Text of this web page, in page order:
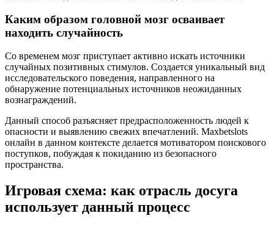
Каким образом головной мозг осваивает
находить случайность
Со временем мозг приступает активно искать источники
случайных позитивных стимулов. Создается уникальный вид
исследовательского поведения, направленного на
обнаружение потенциальных источников неожиданных
вознаграждений.
Данный способ разъясняет предрасположенность людей к
опасности и выявлению свежих впечатлений. Maxbetslots
онлайн в данном контексте делается мотиватором поискового
поступков, побуждая к покиданию из безопасного
пространства.
Игровая схема: как отрасль досуга
использует данный процесс